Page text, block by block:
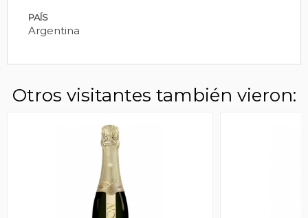
PAÍS
Argentina
Otros visitantes también vieron: